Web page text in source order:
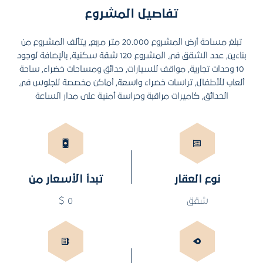
تفاصيل المشروع
تبلغ مساحة أرض المشروع 20.000 متر مربع, يتألف المشروع من
بناءين, عدد الشقق في المشروع 120 شقة سكنية, بالإضافة لوجود
10 وحدات تجارية, مواقف للسيارات, حدائق ومساحات خضراء, ساحة
ألعاب للأطفال, تراسات خضراء واسعة, أماكن مخصصة للجلوس في
الحدائق, كاميرات مراقبة وحراسة أمنية على مدار الساعة
نوع العقار
شقق
تبدأ الأسعار من
0 $